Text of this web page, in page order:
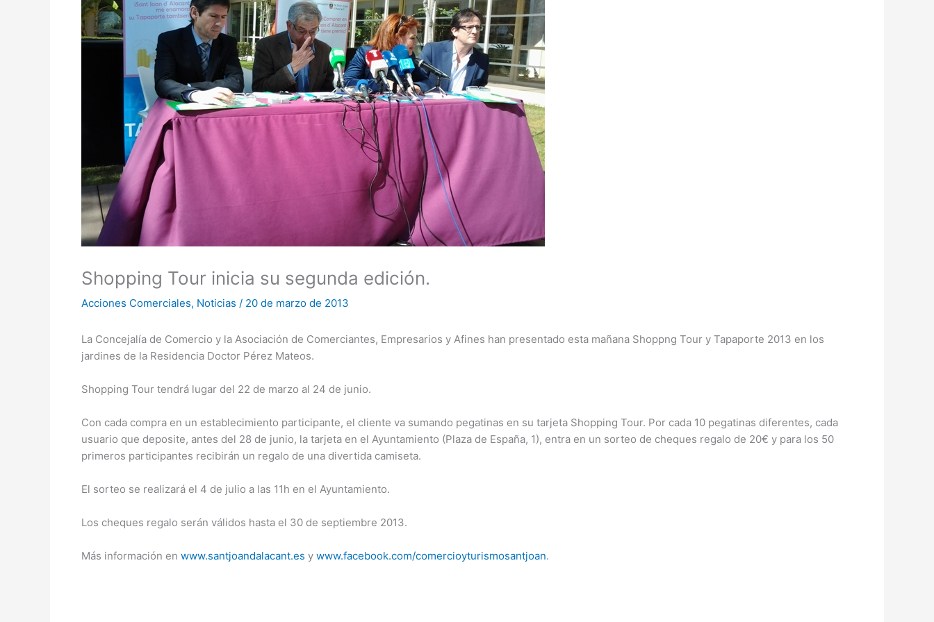
Shopping Tour inicia su segunda edición.
Acciones Comerciales, Noticias / 20 de marzo de 2013
La Concejalía de Comercio y la Asociación de Comerciantes, Empresarios y Afines han presentado esta mañana Shoppng Tour y Tapaporte 2013 en los
jardines de la Residencia Doctor Pérez Mateos.
Shopping Tour tendrá lugar del 22 de marzo al 24 de junio.
Con cada compra en un establecimiento participante, el cliente va sumando pegatinas en su tarjeta Shopping Tour. Por cada 10 pegatinas diferentes, cada
usuario que deposite, antes del 28 de junio, la tarjeta en el Ayuntamiento (Plaza de España, 1), entra en un sorteo de cheques regalo de 20€ y para los 50
primeros participantes recibirán un regalo de una divertida camiseta.
El sorteo se realizará el 4 de julio a las 11h en el Ayuntamiento.
Los cheques regalo serán válidos hasta el 30 de septiembre 2013.
Más información en www.santjoandalacant.es y www.facebook.com/comercioyturismosantjoan.